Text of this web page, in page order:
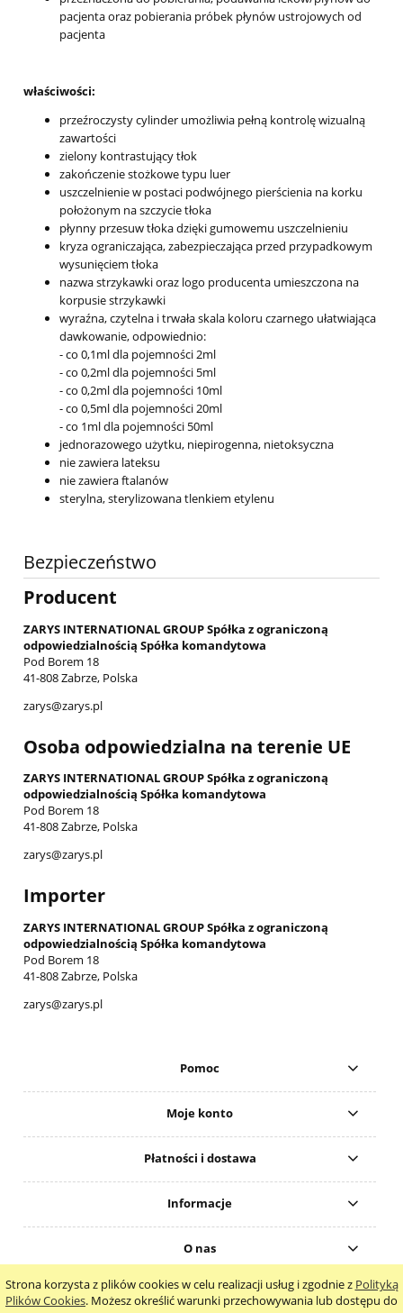
Strona korzysta z plików cookies w celu realizacji usług i zgodnie z Polityką
Plików Cookies. Możesz określić warunki przechowywania lub dostępu do
pacjenta oraz pobierania próbek płynów ustrojowych od
pacjenta
właściwości:
przeźroczysty cylinder umożliwia pełną kontrolę wizualną
zawartości
zielony kontrastujący tłok
zakończenie stożkowe typu luer
uszczelnienie w postaci podwójnego pierścienia na korku
położonym na szczycie tłoka
płynny przesuw tłoka dzięki gumowemu uszczelnieniu
kryza ograniczająca, zabezpieczająca przed przypadkowym
wysunięciem tłoka
nazwa strzykawki oraz logo producenta umieszczona na
korpusie strzykawki
wyraźna, czytelna i trwała skala koloru czarnego ułatwiająca
dawkowanie, odpowiednio:
- co 0,1ml dla pojemności 2ml
- co 0,2ml dla pojemności 5ml
- co 0,2ml dla pojemności 10ml
- co 0,5ml dla pojemności 20ml
- co 1ml dla pojemności 50ml
jednorazowego użytku, niepirogenna, nietoksyczna
nie zawiera lateksu
nie zawiera ftalanów
sterylna, sterylizowana tlenkiem etylenu
Bezpieczeństwo
Producent
ZARYS INTERNATIONAL GROUP Spółka z ograniczoną
odpowiedzialnością Spółka komandytowa
Pod Borem 18
41-808 Zabrze, Polska
zarys@zarys.pl
Osoba odpowiedzialna na terenie UE
ZARYS INTERNATIONAL GROUP Spółka z ograniczoną
odpowiedzialnością Spółka komandytowa
Pod Borem 18
41-808 Zabrze, Polska
zarys@zarys.pl
Importer
ZARYS INTERNATIONAL GROUP Spółka z ograniczoną
odpowiedzialnością Spółka komandytowa
Pod Borem 18
41-808 Zabrze, Polska
zarys@zarys.pl
Pomoc
Moje konto
Płatności i dostawa
Informacje
O nas
pokaż pełną wersję strony